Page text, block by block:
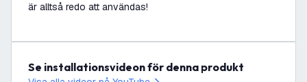
är alltså redo att användas!
Se installationsvideon för denna produkt